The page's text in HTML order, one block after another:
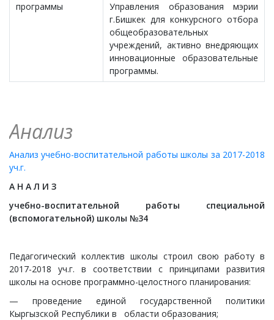
программы
Управления образования мэрии
г.Бишкек для конкурсного отбора
общеобразовательных
учреждений, активно внедряющих
инновационные образовательные
программы.
Анализ
Анализ учебно-воспитательной работы школы за 2017-2018
уч.г.
А Н А Л И З
учебно-воспитательной работы специальной
(вспомогательной) школы №34
Педагогический коллектив школы строил свою работу в
2017-2018 уч.г. в соответствии с принципами развития
школы на основе программно-целостного планирования:
— проведение единой государственной политики
Кыргызской Республики в области образования;